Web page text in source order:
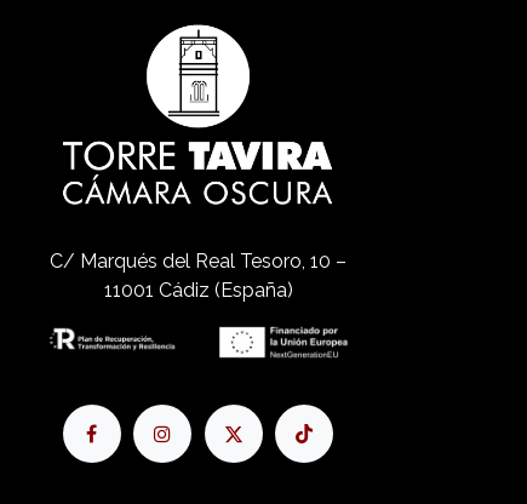
C/ Marqués del Real Tesoro, 10 –
11001 Cádiz (España)